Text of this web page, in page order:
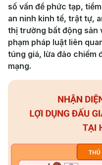
số vấn đề phức tạp,
an ninh kinh tế, trật tự,
thị trường bất động sản
phạm pháp luật liên
túng giá, lừa đảo chiếm
mạng.